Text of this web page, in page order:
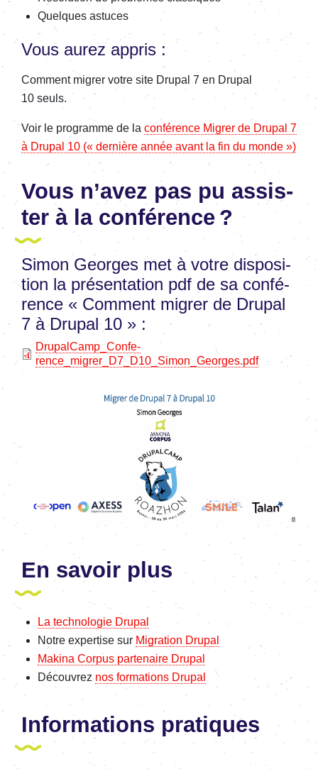
Quelques astuces
Vous aurez appris :
Comment migrer votre site Drupal 7 en Drupal
10 seuls.
Voir le programme de la confé­rence Migrer de Drupal 7
à Drupal 10 (« dernière année avant la fin du monde »)
Vous n’avez pas pu assis­
ter à la confé­rence ?
Simon Georges met à votre dispo­si­
tion la présen­ta­tion pdf de sa confé­
rence « Comment migrer de Drupal
7 à Drupal 10 » :
FileDrupal­Camp_Confe­
rence_migrer_D7_D10_Simon_Georges.pdf
En savoir plus
La tech­no­lo­gie Drupal
Notre exper­tise sur Migra­tion Drupal
Makina Corpus parte­naire Drupal
Décou­vreznos forma­tions Drupal
Infor­ma­tions pratiques